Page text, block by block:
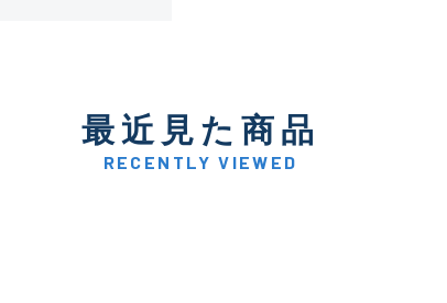
C-
かなり使用感があり、全体
い品
最近見た商品
RECENTLY VIEWED